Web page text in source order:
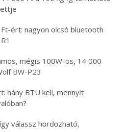
ért: nagyon olcsó bluetooth
mégis 100W-os, 14 000
BW-P23
hány BTU kell, mennyit
válassz hordozható,